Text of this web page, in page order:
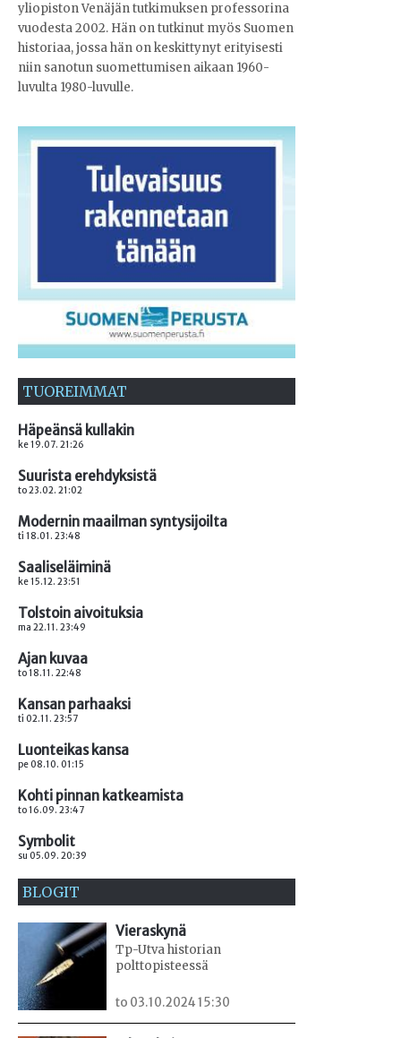
yliopiston Venäjän tutkimuksen professorina
vuodesta 2002. Hän on tutkinut myös Suomen
historiaa, jossa hän on keskittynyt erityisesti
niin sanotun suomettumisen aikaan 1960-
luvulta 1980-luvulle.
TUOREIMMAT
Häpeänsä kullakin
ke 19.07. 21:26
Suurista erehdyksistä
to 23.02. 21:02
Modernin maailman syntysijoilta
ti 18.01. 23:48
Saaliseläiminä
ke 15.12. 23:51
Tolstoin aivoituksia
ma 22.11. 23:49
Ajan kuvaa
to 18.11. 22:48
Kansan parhaaksi
ti 02.11. 23:57
Luonteikas kansa
pe 08.10. 01:15
Kohti pinnan katkeamista
to 16.09. 23:47
Symbolit
su 05.09. 20:39
BLOGIT
Vieraskynä
Tp-Utva historian
polttopisteessä
to 03.10.2024 15:30